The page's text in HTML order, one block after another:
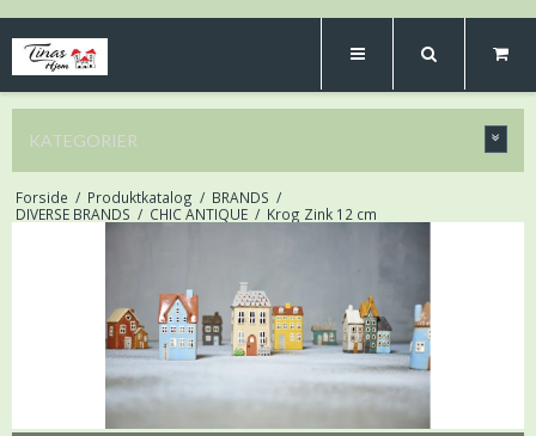
KATEGORIER
Forside / Produktkatalog / BRANDS /
DIVERSE BRANDS / CHIC ANTIQUE / Krog Zink 12 cm